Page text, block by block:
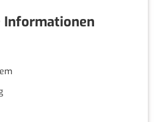
Informationen